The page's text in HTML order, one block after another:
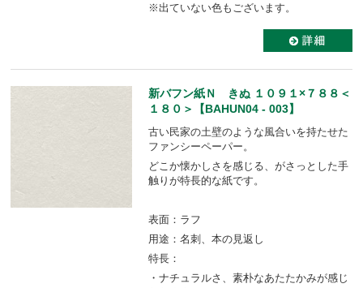
※出ていない色もございます。
新バフン紙Ｎ きぬ １０９１×７８８＜
１８０＞【BAHUN04 - 003】
古い民家の土壁のような風合いを持たせた
ファンシーペーパー。
どこか懐かしさを感じる、がさっとした手
触りが特長的な紙です。
表面：ラフ
用途：名刺、本の見返し
特長：
・ナチュラルさ、素朴なあたたかみが感じ